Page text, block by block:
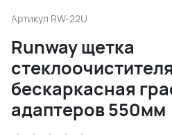
Артикул RW-22U
Runway щетка
бескаркасная
адаптеров 550мм